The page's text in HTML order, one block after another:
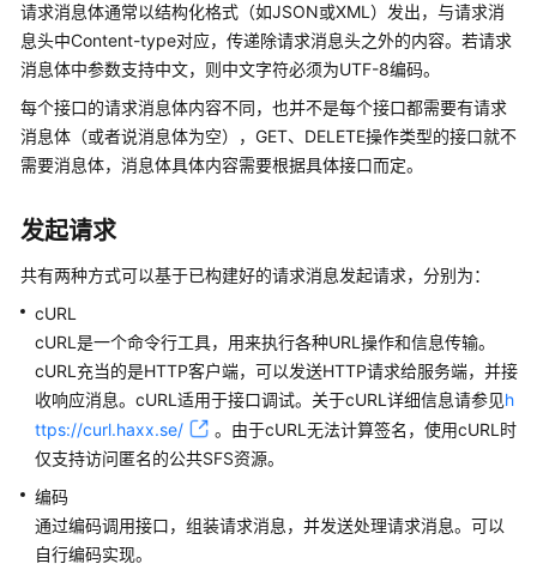
通
用
参
考
责
共
担
服
务
等
级
协
议
白
皮
请求消息体通常以结构化格式（如JSON或XML）发出，与请求消
息头中Content-type对应，传递除请求消息头之外的内容。若请求
消息体中参数支持中文，则中文字符必须为UTF-8编码。
每个接口的请求消息体内容不同，也并不是每个接口都需要有请求
消息体（或者说消息体为空），GET、DELETE操作类型的接口就不
需要消息体，消息体具体内容需要根据具体接口而定。
发起请求
共有两种方式可以基于已构建好的请求消息发起请求，分别为：
cURL
cURL是一个命令行工具，用来执行各种URL操作和信息传输。
cURL充当的是HTTP客户端，可以发送HTTP请求给服务端，并接
收响应消息。cURL适用于接口调试。关于cURL详细信息请参见h
ttps://curl.haxx.se/
。由于cURL无法计算签名，使用cURL时
仅支持访问匿名的公共SFS资源。
编码
通过编码调用接口，组装请求消息，并发送处理请求消息。可以
自行编码实现。